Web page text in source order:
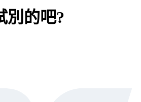
別的吧?